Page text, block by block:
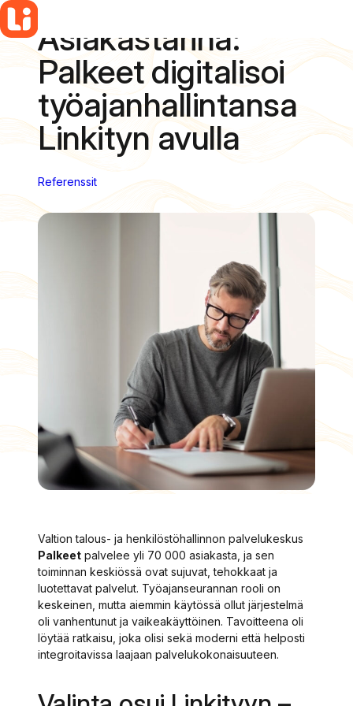
Siirry
sisältöönAsiakastarina:
Palkeet digitalisoi
työajanhallintansa
Linkityn avulla
Referenssit
Valtion talous- ja henkilöstöhallinnon palvelukeskus
Palkeet palvelee yli 70 000 asiakasta, ja sen
toiminnan keskiössä ovat sujuvat, tehokkaat ja
luotettavat palvelut. Työajanseurannan rooli on
keskeinen, mutta aiemmin käytössä ollut järjestelmä
oli vanhentunut ja vaikeakäyttöinen. Tavoitteena oli
löytää ratkaisu, joka olisi sekä moderni että helposti
integroitavissa laajaan palvelukokonaisuuteen.